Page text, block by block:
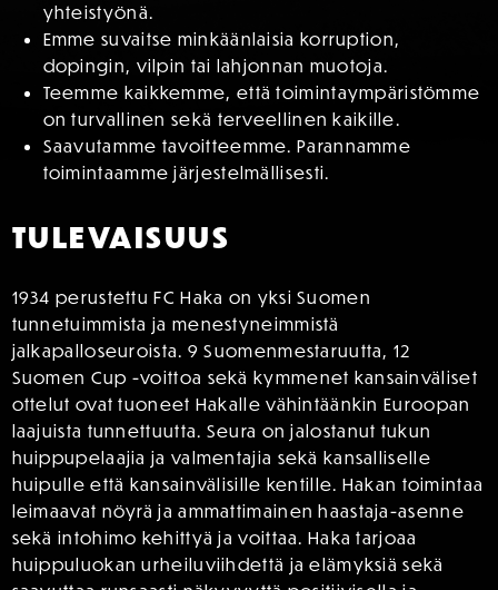
yhteistyönä.
Emme suvaitse minkäänlaisia korruption,
dopingin, vilpin tai lahjonnan muotoja.
Teemme kaikkemme, että toimintaympäristömme
on turvallinen sekä terveellinen kaikille.
Saavutamme tavoitteemme. Parannamme
toimintaamme järjestelmällisesti.
TULEVAISUUS
1934 perustettu FC Haka on yksi Suomen
tunnetuimmista ja menestyneimmistä
jalkapalloseuroista. 9 Suomenmestaruutta, 12
Suomen Cup -voittoa sekä kymmenet kansainväliset
ottelut ovat tuoneet Hakalle vähintäänkin Euroopan
laajuista tunnettuutta. Seura on jalostanut tukun
huippupelaajia ja valmentajia sekä kansalliselle
huipulle että kansainvälisille kentille. Hakan toimintaa
leimaavat nöyrä ja ammattimainen haastaja-asenne
sekä intohimo kehittyä ja voittaa. Haka tarjoaa
huippuluokan urheiluviihdettä ja elämyksiä sekä